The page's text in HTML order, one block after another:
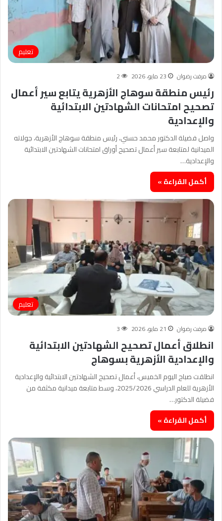
تعليم
مرفت رضوان 23 مايو، 2026 2
رئيس منطقة سوهاج الأزهرية يتابع سير أعمال
تصحيح امتحانات الشهادتين الابتدائية
والإعدادية
واصل فضيلة الدكتور محمد حسني، رئيس منطقة سوهاج الأزهرية، جولاته
الميدانية لمتابعة سير أعمال تصحيح أوراق امتحانات الشهادتين الابتدائية
والإعدادية…
أكمل القراءة »
تعليم
مرفت رضوان 21 مايو، 2026 3
انطلاق أعمال تصحيح الشهادتين الابتدائية
والإعدادية الأزهرية بسوهاج
انطلقت صباح اليوم الخميس، أعمال تصحيح الشهادتين الابتدائية والإعدادية
الأزهرية للعام الدراسي 2025/2026، وسط متابعة ميدانية مكثفة من
فضيلة الدكتور…
أكمل القراءة »